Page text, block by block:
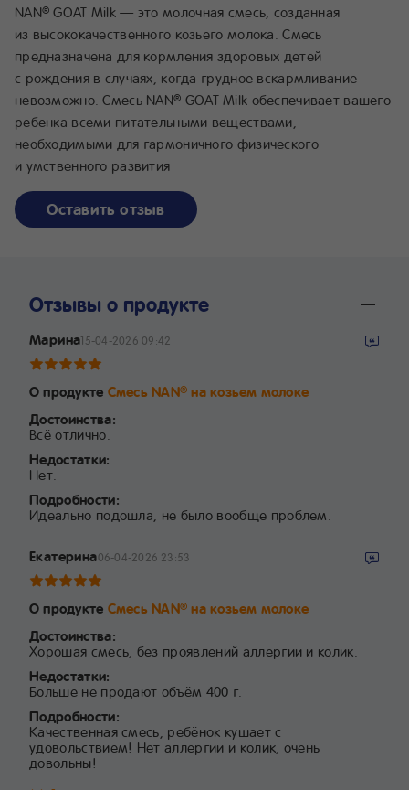
NAN® GOAT Milk — это молочная смесь, созданная
из высококачественного козьего молока. Смесь
предназначена для кормления здоровых детей
с рождения в случаях, когда грудное вскармливание
невозможно. Смесь NAN® GOAT Milk обеспечивает вашего
ребенка всеми питательными веществами,
необходимыми для гармоничного физического
и умственного развития
Оставить отзыв
Отзывы о продукте
Марина15-04-2026 09:42
О продукте Смесь NAN® на козьем молоке
Достоинства:
Всё отлично.
Недостатки:
Нет.
Подробности:
Идеально подошла, не было вообще проблем.
Екатерина06-04-2026 23:53
О продукте Смесь NAN® на козьем молоке
Достоинства:
Хорошая смесь, без проявлений аллергии и колик.
Недостатки:
Больше не продают объём 400 г.
Подробности:
Качественная смесь, ребёнок кушает с
удовольствием! Нет аллергии и колик, очень
довольны!